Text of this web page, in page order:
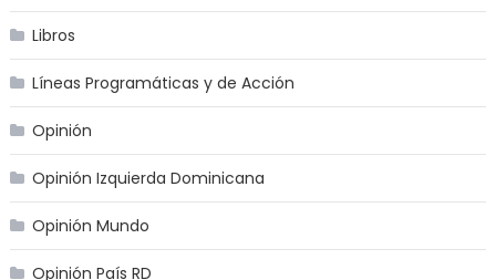
Libros
Líneas Programáticas y de Acción
Opinión
Opinión Izquierda Dominicana
Opinión Mundo
Opinión País RD